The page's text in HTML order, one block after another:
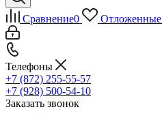
Сравнение0 Отложенные
Телефоны
+7 (872) 255-55-57
+7 (928) 500-54-10
Заказать звонок